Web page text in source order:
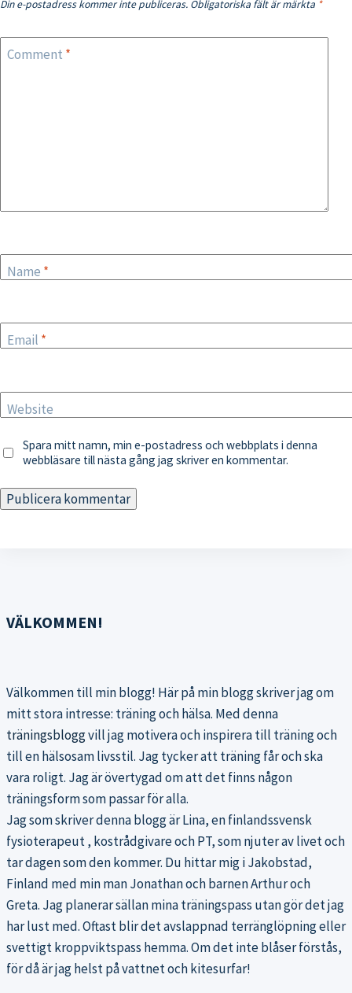
Din e-postadress kommer inte publiceras. Obligatoriska fält är märkta *
Comment *
Name *
Email *
Website
Spara mitt namn, min e-postadress och webbplats i denna
webbläsare till nästa gång jag skriver en kommentar.
VÄLKOMMEN!
Välkommen till min blogg! Här på min blogg skriver jag om
mitt stora intresse: träning och hälsa. Med denna
träningsbloggvill jag motivera och inspirera till träning och
till en hälsosam livsstil. Jag tycker att träning får och ska
vara roligt. Jag är övertygad om att det finns någon
träningsform som passar för alla.
Jag som skriver denna blogg är Lina, en finlandssvensk
fysioterapeut , kostrådgivare och PT, som njuter av livet och
tar dagen som den kommer. Du hittar mig i Jakobstad,
Finland med min man Jonathan och barnen Arthur och
Greta. Jag planerar sällan mina träningspass utan gör det jag
har lust med. Oftast blir det avslappnad terränglöpning eller
svettigt kroppviktspass hemma. Om det inte blåser förstås,
för då är jag helst på vattnet och kitesurfar!